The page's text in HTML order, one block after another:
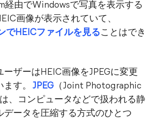
経由でWindowsで写真を表示する
画像が表示されていて、
でHEICファイルを見ることはでき
ザーはHEIC画像をJPEGに変更
す。
JPEG（Joint Photographic
、コンピュータなどで扱われる静
データを圧縮する方式のひとつ